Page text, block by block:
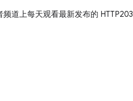
道上每天观看最新发布的 HTTP203